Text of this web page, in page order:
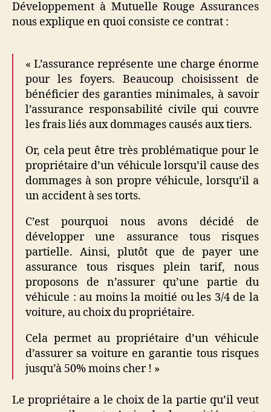
Développement à Mutuelle Rouge Assurances
nous explique en quoi consiste ce contrat :
« L’assurance représente une charge énorme
pour les foyers. Beaucoup choisissent de
bénéficier des garanties minimales, à savoir
l’assurance responsabilité civile qui couvre
les frais liés aux dommages causés aux tiers.
Or, cela peut être très problématique pour le
propriétaire d’un véhicule lorsqu’il cause des
dommages à son propre véhicule, lorsqu’il a
un accident à ses torts.
C’est pourquoi nous avons décidé de
développer une assurance tous risques
partielle. Ainsi, plutôt que de payer une
assurance tous risques plein tarif, nous
proposons de n’assurer qu’une partie du
véhicule : au moins la moitié ou les 3/4 de la
voiture, au choix du propriétaire.
Cela permet au propriétaire d’un véhicule
d’assurer sa voiture en garantie tous risques
jusqu’à 50% moins cher ! »
Le propriétaire a le choix de la partie qu’il veut